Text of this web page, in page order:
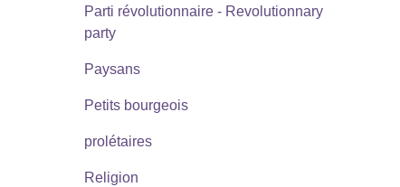
Parti révolutionnaire - Revolutionnary
party
Paysans
Petits bourgeois
prolétaires
Religion